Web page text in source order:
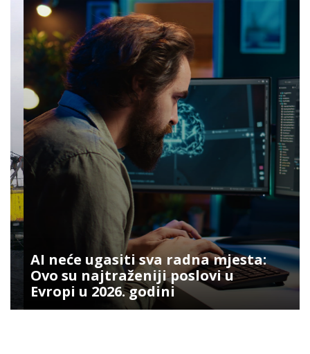
AI neće ugasiti sva radna mjesta:
Ovo su najtraženiji poslovi u
Evropi u 2026. godini